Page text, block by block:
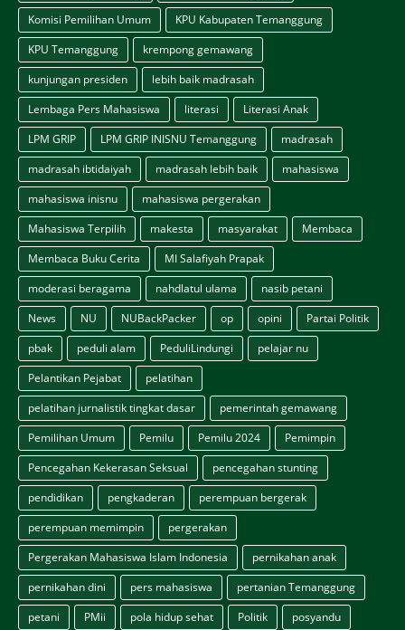
Komisi Pemilihan Umum
KPU Kabupaten Temanggung
KPU Temanggung
krempong gemawang
kunjungan presiden
lebih baik madrasah
Lembaga Pers Mahasiswa
literasi
Literasi Anak
LPM GRIP
LPM GRIP INISNU Temanggung
madrasah
madrasah ibtidaiyah
madrasah lebih baik
mahasiswa
mahasiswa inisnu
mahasiswa pergerakan
Mahasiswa Terpilih
makesta masyarakat
Membaca
Membaca Buku Cerita
MI Salafiyah Prapak
moderasi beragama
nahdlatul ulama
nasib petani
News
NU NUBackPacker op opini
Partai Politik
pbak
peduli alam PeduliLindungi
pelajar nu
Pelantikan Pejabat
pelatihan
pelatihan jurnalistik tingkat dasar
pemerintah gemawang
Pemilihan Umum
Pemilu Pemilu 2024
Pemimpin
Pencegahan Kekerasan Seksual
pencegahan stunting
pendidikan
pengkaderan
perempuan bergerak
perempuan memimpin
pergerakan
Pergerakan Mahasiswa Islam Indonesia
pernikahan anak
pernikahan dini
pers mahasiswa
pertanian Temanggung
petani
PMii pola hidup sehat Politik
posyandu